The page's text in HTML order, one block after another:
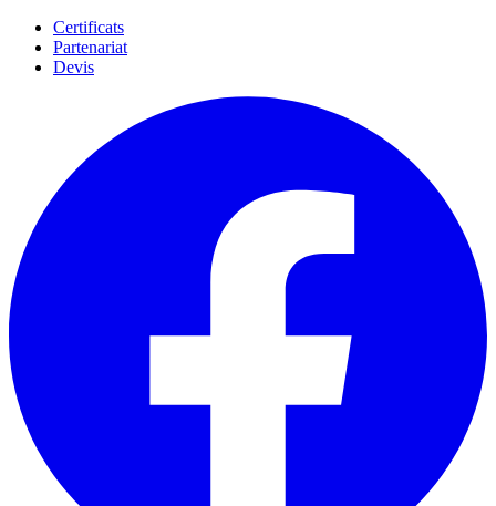
Certificats
Partenariat
Devis